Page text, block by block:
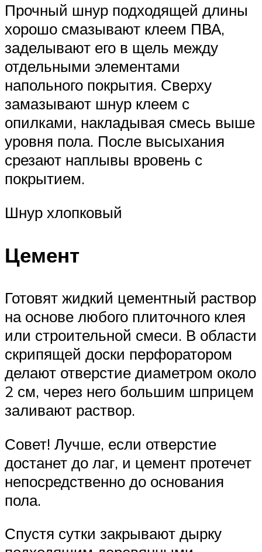
Прочный шнур подходящей длины
хорошо смазывают клеем ПВА,
заделывают его в щель между
отдельными элементами
напольного покрытия. Сверху
замазывают шнур клеем с
опилками, накладывая смесь выше
уровня пола. После высыхания
срезают наплывы вровень с
покрытием.
Шнур хлопковый
Цемент
Готовят жидкий цементный раствор
на основе любого плиточного клея
или строительной смеси. В области
скрипящей доски перфоратором
делают отверстие диаметром около
2 см, через него большим шприцем
заливают раствор.
Совет! Лучше, если отверстие
достанет до лаг, и цемент протечет
непосредственно до основания
пола.
Спустя сутки закрывают дырку